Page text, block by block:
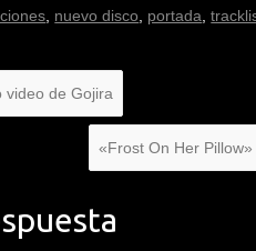
, nuevo disco, portada,
video de Gojira
«Frost On Her